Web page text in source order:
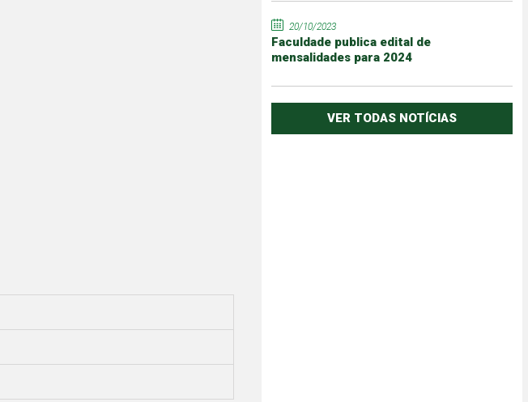
20/10/2023
Faculdade publica edital de
mensalidades para 2024
VER TODAS NOTÍCIAS